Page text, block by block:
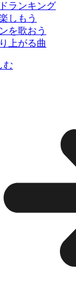
ランキング
しもう
を歌おう
上がる曲
む